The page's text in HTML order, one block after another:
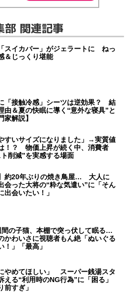
部 関連記事
スイカバー」がジェラートに ねっ
＆じっくり堪能
「接触冷感」シーツは逆効果？ 結
由＆夏の快眠に導く“意外な寝具”と
家解説】
すいサイズになりました」→実質値
は！？ 物価上昇が続く中、消費者
削減”を実感する場面
】約20年ぶりの焼き鳥屋… 大人に
会った大将の“粋な気遣い”に「そん
出会いたい！」
間の子猫、本棚で突っ伏して眠る…
かわいさに視聴者もん絶「ぬいぐる
！」「最高」
やめてほしい」 スーパー銭湯スタ
える“利用時のNG行為”に「困る」
前すぎ」